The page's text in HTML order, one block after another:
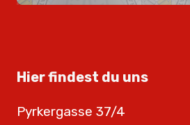
Hier findest du uns
Pyrkergasse 37/4